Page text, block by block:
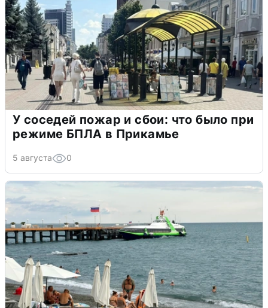
У соседей пожар и сбои: что было при
режиме БПЛА в Прикамье
5 августа 0